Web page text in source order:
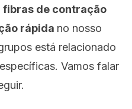
fibras de contração
rápida no nosso
está relacionado
Vamos falar